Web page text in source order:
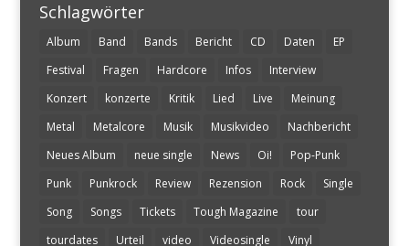
Schlagwörter
Album Band Bands Bericht CD Daten
EP
Festival
Fragen Hardcore Infos
Interview
Konzert
konzerte Kritik Lied Live
Meinung
Metal
Metalcore Musik Musikvideo
Nachbericht
Neues Album
neue single News Oi!
Pop-Punk
Punk
Punkrock Review Rezension Rock
Single
Song
Songs Tickets Tough Magazine
tour
tourdates
Urteil video Videosingle Vinyl